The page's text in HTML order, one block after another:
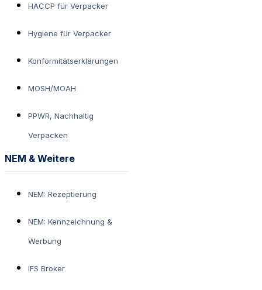
HACCP für Verpacker
Hygiene für Verpacker
Konformitätserklärungen
MOSH/MOAH
PPWR, Nachhaltig
Verpacken
NEM & Weitere
NEM: Rezeptierung
NEM: Kennzeichnung &
Werbung
IFS Broker